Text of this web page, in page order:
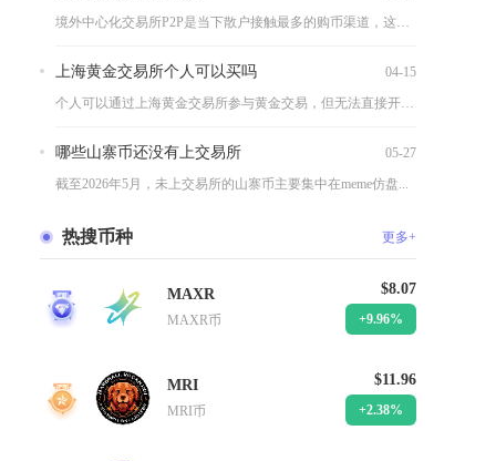
境外中心化交易所P2P是当下散户接触最多的购币渠道，这类平台...
上海黄金交易所个人可以买吗 04-15
个人可以通过上海黄金交易所参与黄金交易，但无法直接开户，必须...
哪些山寨币还没有上交易所 05-27
截至2026年5月，未上交易所的山寨币主要集中在meme仿盘...
热搜币种 更多+
1
MAXR
MAXR币
$8.07
+9.96%
2
MRI
MRI币
$11.96
+2.38%